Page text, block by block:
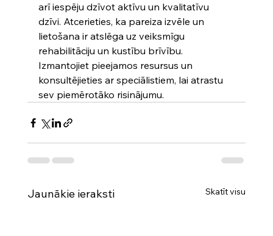
arī iespēju dzīvot aktīvu un kvalitatīvu
dzīvi. Atcerieties, ka pareiza izvēle un
lietošana ir atslēga uz veiksmīgu
rehabilitāciju un kustību brīvību.
Izmantojiet pieejamos resursus un
konsultējieties ar speciālistiem, lai atrastu
sev piemērotāko risinājumu.
Jaunākie ieraksti Skatīt visu